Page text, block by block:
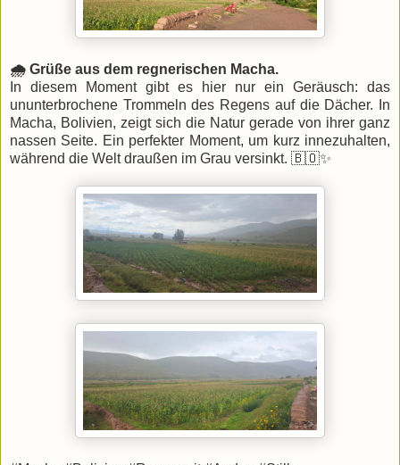
🌧️ Grüße aus dem regnerischen Macha.
In diesem Moment gibt es hier nur ein Geräusch: das
ununterbrochene Trommeln des Regens auf die Dächer. In
Macha, Bolivien, zeigt sich die Natur gerade von ihrer ganz
nassen Seite. Ein perfekter Moment, um kurz innezuhalten,
während die Welt draußen im Grau versinkt. 🇧🇴✨